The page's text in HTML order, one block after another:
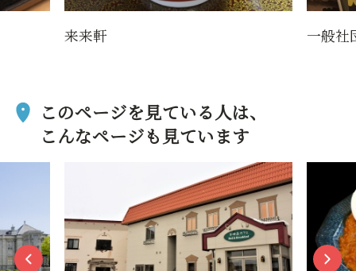
来来軒 一般社
このページを見ている人は、
こんなページも見ています